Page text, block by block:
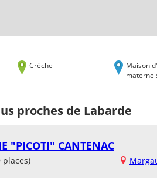
Crèche
Maison
proches de Labarde
"PICOTI" CANTENAC
places)